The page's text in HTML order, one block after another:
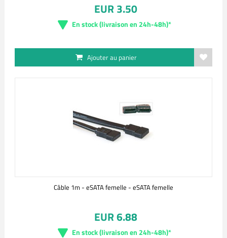
EUR 3.50
En stock (livraison en 24h-48h)*
Ajouter au panier
Câble 1m - eSATA femelle - eSATA femelle
EUR 6.88
En stock (livraison en 24h-48h)*